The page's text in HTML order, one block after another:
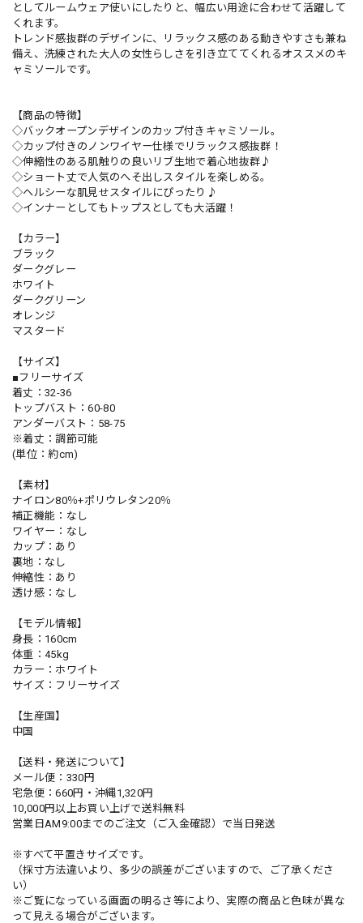
としてルームウェア使いにしたりと、幅広い用途に合わせて活躍して
くれます。
トレンド感抜群のデザインに、リラックス感のある動きやすさも兼ね
備え、洗練された大人の女性らしさを引き立ててくれるオススメのキ
ャミソールです。
【商品の特徴】
◇バックオープンデザインのカップ付きキャミソール。
◇カップ付きのノンワイヤー仕様でリラックス感抜群！
◇伸縮性のある肌触りの良いリブ生地で着心地抜群♪
◇ショート丈で人気のへそ出しスタイルを楽しめる。
◇ヘルシーな肌見せスタイルにぴったり♪
◇インナーとしてもトップスとしても大活躍！
【カラー】
ブラック
ダークグレー
ホワイト
ダークグリーン
オレンジ
マスタード
【サイズ】
■フリーサイズ
着丈：32-36
トップバスト：60-80
アンダーバスト：58-75
※着丈：調節可能
(単位：約cm)
【素材】
ナイロン80％+ポリウレタン20％
補正機能：なし
ワイヤー：なし
カップ：あり
裏地：なし
伸縮性：あり
透け感：なし
【モデル情報】
身長：160cm
体重：45kg
カラー：ホワイト
サイズ：フリーサイズ
【生産国】
中国
【送料・発送について】
メール便：330円
宅急便：660円・沖縄1,320円
10,000円以上お買い上げで送料無料
営業日AM9:00までのご注文（ご入金確認）で当日発送
※すべて平置きサイズです。
（採寸方法違いより、多少の誤差がございますので、ご了承くださ
い）
※ご覧になっている画面の明るさ等により、実際の商品と色味が異な
って見える場合がございます。